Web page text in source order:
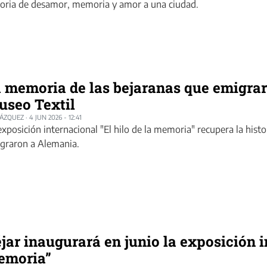
de desamor, memoria y amor a una ciudad.
memoria de las bejaranas que
Textil
· 4 JUN 2026 - 12:41
internacional "El hilo de la memoria" recupera la
a Alemania.
inaugurará en junio la exposición